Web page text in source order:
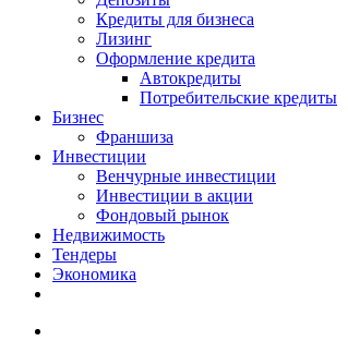
Кредиты для бизнеса
Лизинг
Оформление кредита
Автокредиты
Потребительские кредиты
Бизнес
Франшиза
Инвестиции
Венчурные инвестиции
Инвестиции в акции
Фондовый рынок
Недвижимость
Тендеры
Экономика